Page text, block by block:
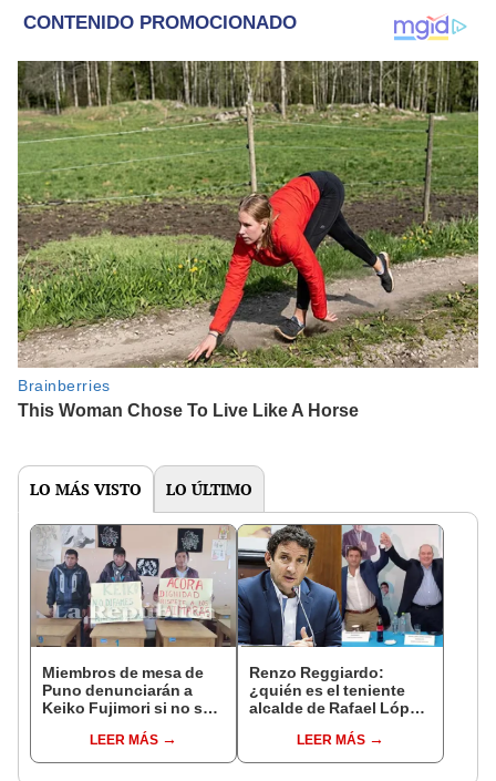
LO MÁS VISTO LO ÚLTIMO
Miembros de mesa de
Puno denunciarán a
Keiko Fujimori si no se
LEER MÁS
Renzo Reggiardo:
¿quién es el teniente
alcalde de Rafael López
LEER MÁS